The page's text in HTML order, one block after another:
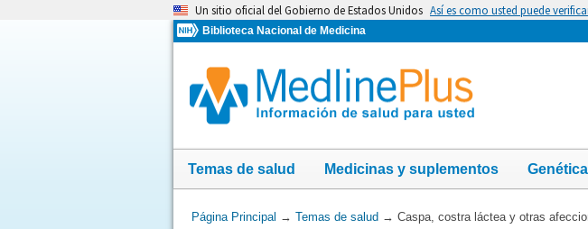
Un sitio oficial del Gobierno de Estados Unidos Así es como usted puede
Biblioteca Nacional de Medicina
Temas de salud Medicinas y suplementos Genética
Usted
Página Principal → Temas de salud → Caspa, costra láctea y otras